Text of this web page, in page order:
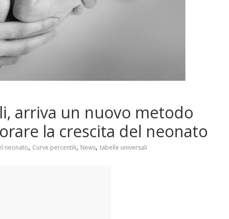
arriva un nuovo metodo
la crescita del neonato
neonato, Curve percentili, News, tabelle universali